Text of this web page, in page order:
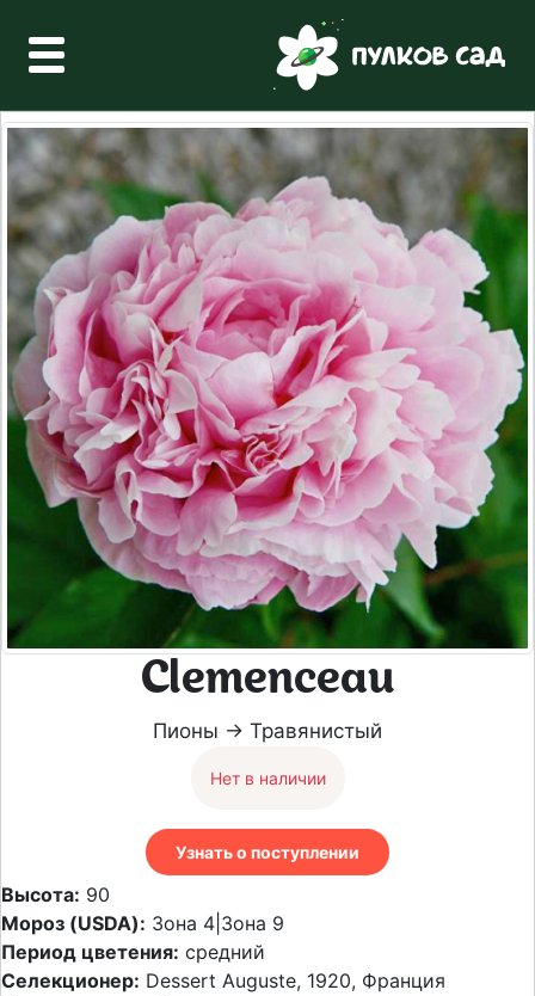
Clemenceau
Пионы → Травянистый
Нет в наличии
Узнать о поступлении
Высота: 90
Мороз (USDA): Зона 4|Зона 9
Период цветения: средний
Селекционер: Dessert Auguste, 1920, Франция